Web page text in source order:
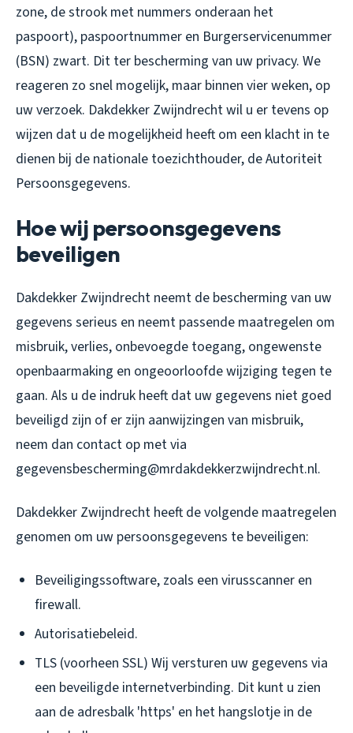
zone, de strook met nummers onderaan het
paspoort), paspoortnummer en Burgerservicenummer
(BSN) zwart. Dit ter bescherming van uw privacy. We
reageren zo snel mogelijk, maar binnen vier weken, op
uw verzoek. Dakdekker Zwijndrecht wil u er tevens op
wijzen dat u de mogelijkheid heeft om een klacht in te
dienen bij de nationale toezichthouder, de Autoriteit
Persoonsgegevens.
Hoe wij persoonsgegevens
beveiligen
Dakdekker Zwijndrecht neemt de bescherming van uw
gegevens serieus en neemt passende maatregelen om
misbruik, verlies, onbevoegde toegang, ongewenste
openbaarmaking en ongeoorloofde wijziging tegen te
gaan. Als u de indruk heeft dat uw gegevens niet goed
beveiligd zijn of er zijn aanwijzingen van misbruik,
neem dan contact op met via
gegevensbescherming@mrdakdekkerzwijndrecht.nl.
Dakdekker Zwijndrecht heeft de volgende maatregelen
genomen om uw persoonsgegevens te beveiligen:
Beveiligingssoftware, zoals een virusscanner en
firewall.
Autorisatiebeleid.
TLS (voorheen SSL) Wij versturen uw gegevens via
een beveiligde internetverbinding. Dit kunt u zien
aan de adresbalk 'https' en het hangslotje in de